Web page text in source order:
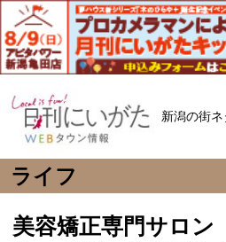
新潟の街ネ
ライフ
美容矯正専門サロン